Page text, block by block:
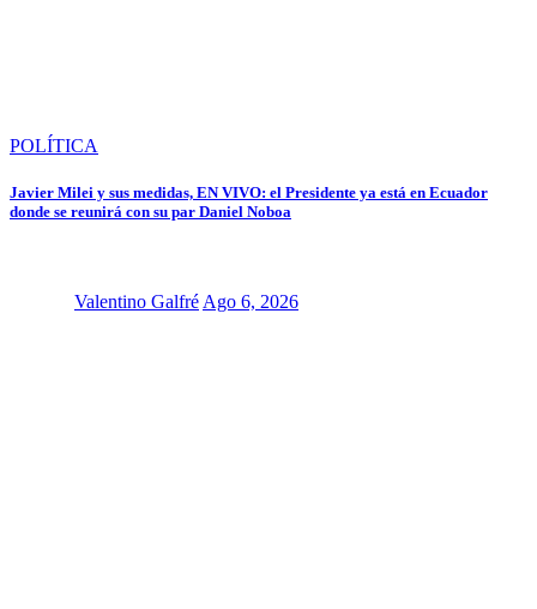
POLÍTICA
Javier Milei y sus medidas, EN VIVO: el Presidente ya está en Ecuador
donde se reunirá con su par Daniel Noboa
Valentino Galfré Ago 6, 2026